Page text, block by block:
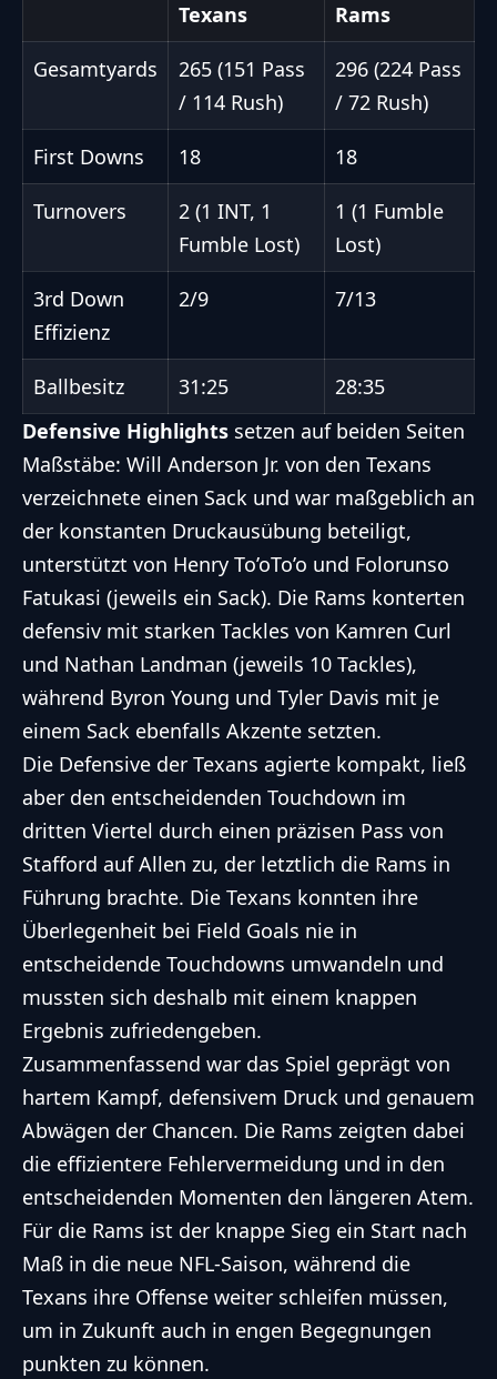
Texans
Rams
Gesamtyards
265 (151 Pass
/ 114 Rush)
296 (224 Pass
/ 72 Rush)
First Downs 18 18
Turnovers
2 (1 INT, 1
Fumble Lost)
1 (1 Fumble
Lost)
3rd Down
Effizienz
2/9 7/13
Ballbesitz 31:25
28:35
Defensive Highlights setzen auf beiden Seiten
Maßstäbe: Will Anderson Jr. von den Texans
verzeichnete einen Sack und war maßgeblich an
der konstanten Druckausübung beteiligt,
unterstützt von Henry To’oTo’o und Folorunso
Fatukasi (jeweils ein Sack). Die Rams konterten
defensiv mit starken Tackles von Kamren Curl
und Nathan Landman (jeweils 10 Tackles),
während Byron Young und Tyler Davis mit je
einem Sack ebenfalls Akzente setzten.
Die Defensive der Texans agierte kompakt, ließ
aber den entscheidenden Touchdown im
dritten Viertel durch einen präzisen Pass von
Stafford auf Allen zu, der letztlich die Rams in
Führung brachte. Die Texans konnten ihre
Überlegenheit bei Field Goals nie in
entscheidende Touchdowns umwandeln und
mussten sich deshalb mit einem knappen
Ergebnis zufriedengeben.
Zusammenfassend war das Spiel geprägt von
hartem Kampf, defensivem Druck und genauem
Abwägen der Chancen. Die Rams zeigten dabei
die effizientere Fehlervermeidung und in den
entscheidenden Momenten den längeren Atem.
Für die Rams ist der knappe Sieg ein Start nach
Maß in die neue NFL-Saison, während die
Texans ihre Offense weiter schleifen müssen,
um in Zukunft auch in engen Begegnungen
punkten zu können.